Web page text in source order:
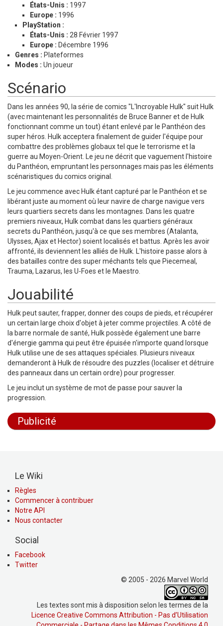
États-Unis : 1997
Europe : 1996
PlayStation :
États-Unis : 28 Février 1997
Europe : Décembre 1996
Genres : Plateformes
Modes : Un joueur
Scénario
Dans les années 90, la série de comics "L'Incroyable Hulk" suit Hulk
(avec maintenant les personnalités de Bruce Banner et de Hulk
fonctionnant comme un tout) étant enlevé par le Panthéon des
super héros. Hulk acceptera finalement de guider l'équipe pour
combattre des problèmes globaux tel que le terrorisme et la
guerre au Moyen-Orient. Le jeu ne décrit que vaguement l'histoire
du Panthéon, empruntant les personnages mais pas les éléments
scénaristiques du comics original.
Le jeu commence avec Hulk étant capturé par le Panthéon et se
libérant juste au moment où leur navire de charge navigue vers
leurs quartiers secrets dans les montagnes. Dans les quatre
premiers niveaux, Hulk combat dans les quartiers généraux
secrets du Panthéon, jusqu'à ce que ses membres (Atalanta,
Ulysses, Ajax et Hector) soient localisés et battus. Après les avoir
affronté, ils deviennent les alliés de Hulk. L'histoire passe alors à
des batailles contre des super méchants tels que Piecemeal,
Trauma, Lazarus, les U-Foes et le Maestro.
Jouabilité
Hulk peut sauter, frapper, donner des coups de pieds, et récupérer
un certain large choix d'objet à jeter comme projectiles. A côté de
la barre normale de santé, Hulk possède également une barre
d'énergie gamma qui peut être épuisée n'importe quand lorsque
Hulk utilise une de ses attaques spéciales. Plusieurs niveaux
demanderont à Hulk de résoudre des puzzles (localiser et détruire
des panneaux dans un certain ordre) pour progresser.
Le jeu inclut un système de mot de passe pour sauver la
progression.
Publicité
Le Wiki
Règles
Commencer à contribuer
Notre API
Nous contacter
Social
Facebook
Twitter
© 2005 - 2026 Marvel World
Les textes sont mis à disposition selon les termes de la
Licence Creative Commons Attribution - Pas d’Utilisation